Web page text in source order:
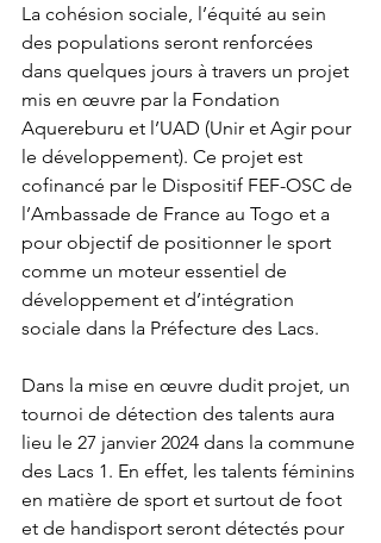
La cohésion sociale, l’équité au sein
des populations seront renforcées
dans quelques jours à travers un projet
mis en œuvre par la Fondation
Aquereburu et l’UAD (Unir et Agir pour
le développement). Ce projet est
cofinancé par le Dispositif FEF-OSC de
l’Ambassade de France au Togo et a
pour objectif de positionner le sport
comme un moteur essentiel de
développement et d’intégration
sociale dans la Préfecture des Lacs.
Dans la mise en œuvre dudit projet, un
tournoi de détection des talents aura
lieu le 27 janvier 2024 dans la commune
des Lacs 1. En effet, les talents féminins
en matière de sport et surtout de foot
et de handisport seront détectés pour